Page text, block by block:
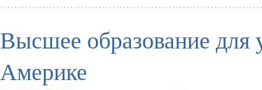
Высшее образование для
Америке